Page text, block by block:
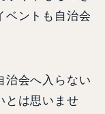
ベントも自治会
治会へ入らない
とは思いませ